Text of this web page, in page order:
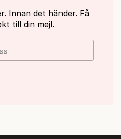
Innan det händer. Få
till din mejl.